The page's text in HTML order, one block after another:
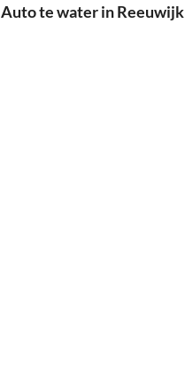
Auto te water in Reeuwijk